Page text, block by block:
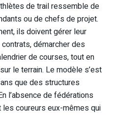
de trail ressemble de
ou de chefs de projet.
ils doivent gérer leur
démarcher des
de courses, tout en
le terrain. Le modèle s’est
que des structures
l’absence de fédérations
coureurs eux-mêmes qui